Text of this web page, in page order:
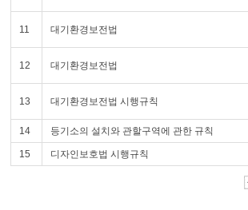
11 대기환경보전법
12 대기환경보전법
13 대기환경보전법 시행규칙
14 등기소의 설치와 관할구역에 관한 규칙
15 디자인보호법 시행규칙